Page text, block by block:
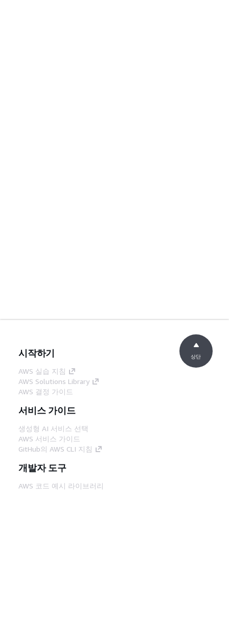
시작하기
AWS 실습 지침
AWS Solutions Library
AWS 결정 가이드
서비스 가이드
생성형 AI 서비스 선택
AWS 서비스 가이드
GitHub의 AWS CLI 지침
개발자 도구
AWS 코드 예시 라이브러리
상단